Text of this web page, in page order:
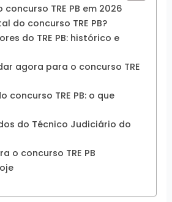
TRE PB em 2026
do concurso TRE PB?
do TRE PB: histórico e
agora para o concurso TRE
concurso TRE PB: o que
do Técnico Judiciário do
o concurso TRE PB